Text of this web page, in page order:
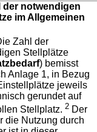
der notwendigen
im Allgemeinen
Zahl der
Stellplätze
) bemisst
Anlage 1, in Bezug
jeweils
gerundet auf
Stellplatz. 2 Der
die Nutzung durch